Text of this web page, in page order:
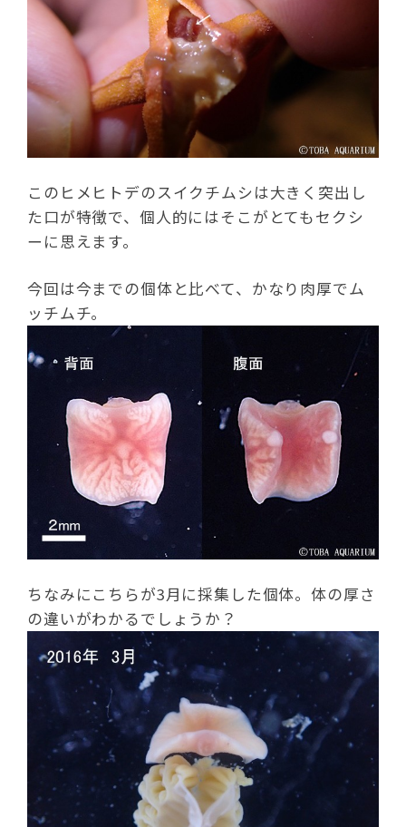
このヒメヒトデのスイクチムシは大きく突出し
た口が特徴で、個人的にはそこがとてもセクシ
ーに思えます。
今回は今までの個体と比べて、かなり肉厚でム
ッチムチ。
ちなみにこちらが3月に採集した個体。体の厚さ
の違いがわかるでしょうか？